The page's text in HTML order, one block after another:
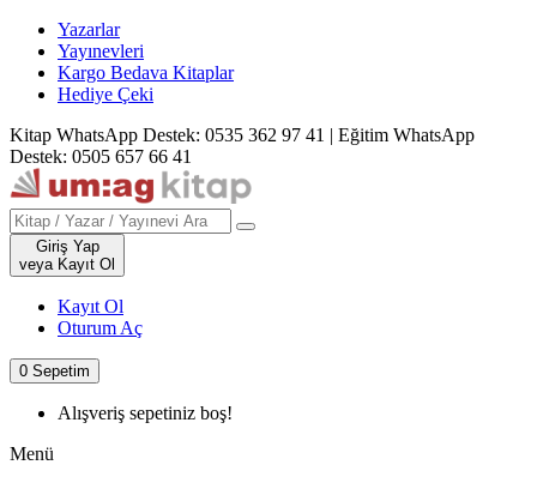
Yazarlar
Yayınevleri
Kargo Bedava Kitaplar
Hediye Çeki
Kitap WhatsApp Destek: 0535 362 97 41 | Eğitim WhatsApp
Destek: 0505 657 66 41
Giriş Yap
veya Kayıt Ol
Kayıt Ol
Oturum Aç
0 Sepetim
Alışveriş sepetiniz boş!
Menü